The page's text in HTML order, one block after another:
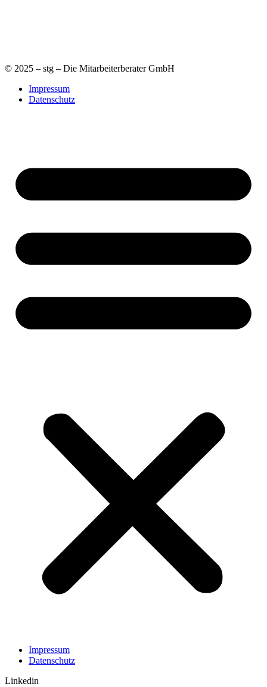
© 2025 – stg – Die Mitarbeiterberater GmbH
Impressum
Datenschutz
Impressum
Datenschutz
Linkedin